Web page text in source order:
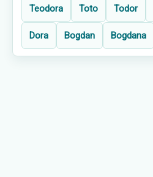
Teodora Toto Todor
Dora Bogdan Bogdana